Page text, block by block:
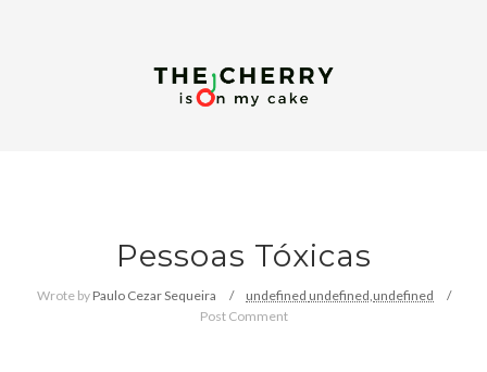
Pessoas Tóxicas
Wrote by Paulo Cezar Sequeira undefined undefined, undefined
Post Comment